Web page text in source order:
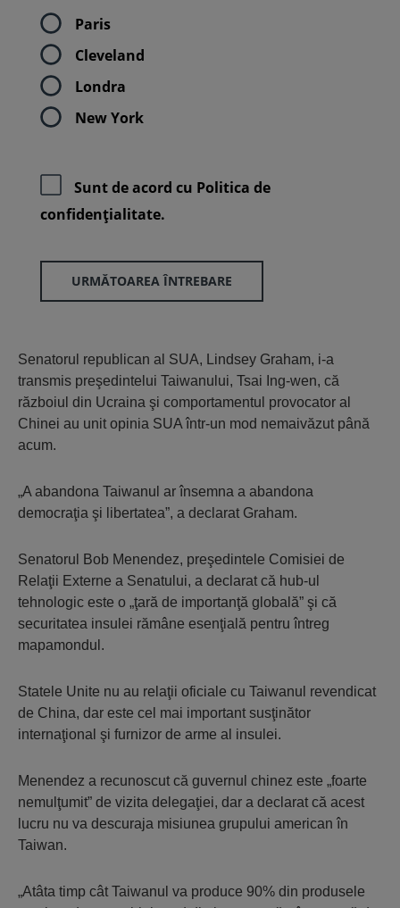
Paris
Cleveland
Londra
New York
Sunt de acord cu Politica de
confidenţialitate.
URMĂTOAREA ÎNTREBARE
Senatorul republican al SUA, Lindsey Graham, i-a
transmis preşedintelui Taiwanului, Tsai Ing-wen, că
războiul din Ucraina şi comportamentul provocator al
Chinei au unit opinia SUA într-un mod nemaivăzut până
acum.
„A abandona Taiwanul ar însemna a abandona
democraţia şi libertatea”, a declarat Graham.
Senatorul Bob Menendez, preşedintele Comisiei de
Relaţii Externe a Senatului, a declarat că hub-ul
tehnologic este o „ţară de importanţă globală” şi că
securitatea insulei rămâne esenţială pentru întreg
mapamondul.
Statele Unite nu au relaţii oficiale cu Taiwanul revendicat
de China, dar este cel mai important susţinător
internaţional şi furnizor de arme al insulei.
Menendez a recunoscut că guvernul chinez este „foarte
nemulţumit” de vizita delegaţiei, dar a declarat că acest
lucru nu va descuraja misiunea grupului american în
Taiwan.
„Atâta timp cât Taiwanul va produce 90% din produsele